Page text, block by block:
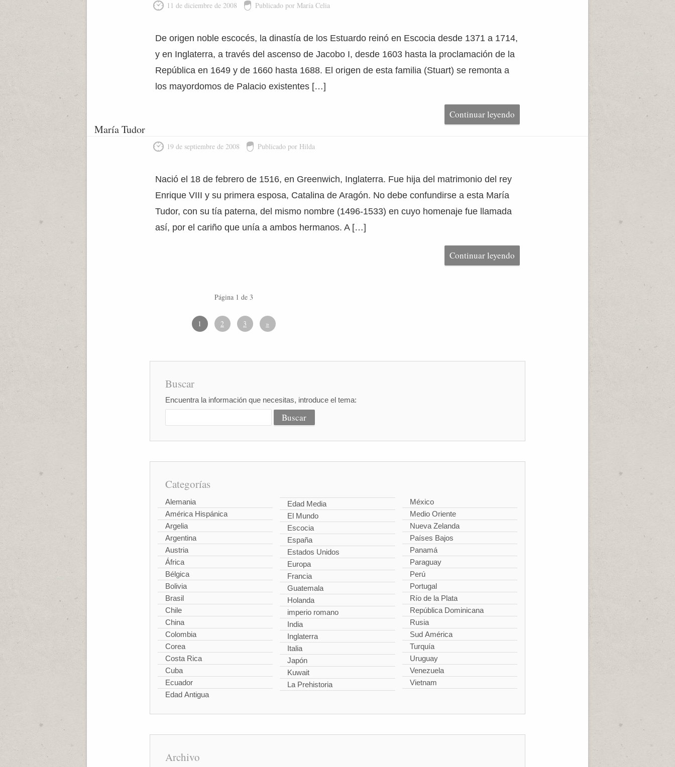
11 de diciembre de 2008 Publicado por María Celia
De origen noble escocés, la dinastía de los Estuardo reinó en Escocia desde 1371 a 1714,
y en Inglaterra, a través del ascenso de Jacobo I, desde 1603 hasta la proclamación de la
República en 1649 y de 1660 hasta 1688. El origen de esta familia (Stuart) se remonta a
los mayordomos de Palacio existentes […]
Continuar leyendo
María Tudor
19 de septiembre de 2008 Publicado por Hilda
Nació el 18 de febrero de 1516, en Greenwich, Inglaterra. Fue hija del matrimonio del rey
Enrique VIII y su primera esposa, Catalina de Aragón. No debe confundirse a esta María
Tudor, con su tía paterna, del mismo nombre (1496-1533) en cuyo homenaje fue llamada
así, por el cariño que unía a ambos hermanos. A […]
Continuar leyendo
Página 1 de 3
1 2 3 »
Buscar
Encuentra la información que necesitas, introduce el tema:
Categorías
Alemania
América Hispánica
Argelia
Argentina
Austria
África
Bélgica
Bolivia
Brasil
Chile
China
Colombia
Corea
Costa Rica
Cuba
Ecuador
Edad Antigua
Edad Media
El Mundo
Escocia
España
Estados Unidos
Europa
Francia
Guatemala
Holanda
imperio romano
India
Inglaterra
Italia
Japón
Kuwait
La Prehistoria
México
Medio Oriente
Nueva Zelanda
Países Bajos
Panamá
Paraguay
Perú
Portugal
Río de la Plata
República Dominicana
Rusia
Sud América
Turquía
Uruguay
Venezuela
Vietnam
Archivo